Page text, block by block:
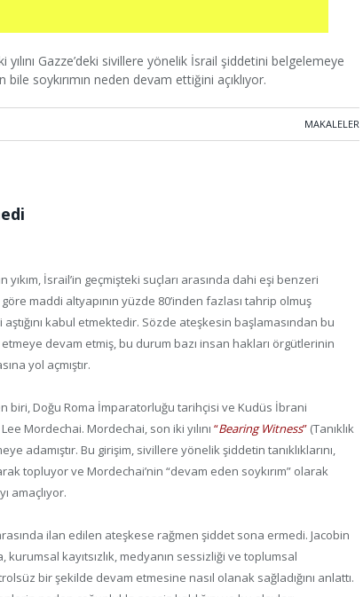
Gazze’deki sivillere yönelik İsrail şiddetini belgelemeye
soykırımın neden devam ettiğini açıklıyor.
MAKALELER
İsrail’in geçmişteki suçları arasında dahi eşi benzeri
maddi altyapının yüzde 80’inden fazlası tahrip olmuş
aştığını kabul etmektedir. Sözde ateşkesin başlamasından bu
devam etmiş, bu durum bazı insan hakları örgütlerinin
yol açmıştır.
biri, Doğu Roma İmparatorluğu tarihçisi ve Kudüs İbrani
Mordechai. Mordechai, son iki yılını “Bearing Witness” (Tanıklık
adamıştır. Bu girişim, sivillere yönelik şiddetin tanıklıklarını,
topluyor ve Mordechai’nin “devam eden soykırım” olarak
amaçlıyor.
ilan edilen ateşkese rağmen şiddet sona ermedi. Jacobin
kayıtsızlık, medyanın sessizliği ve toplumsal
bir şekilde devam etmesine nasıl olanak sağladığını anlattı.